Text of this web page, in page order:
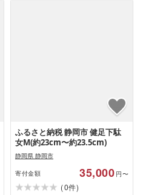
ふるさと納税 静岡市 健足下駄
女M(約23cm〜約23.5cm)
静岡県 静岡市
寄付金額 35,000 円〜
(0件)